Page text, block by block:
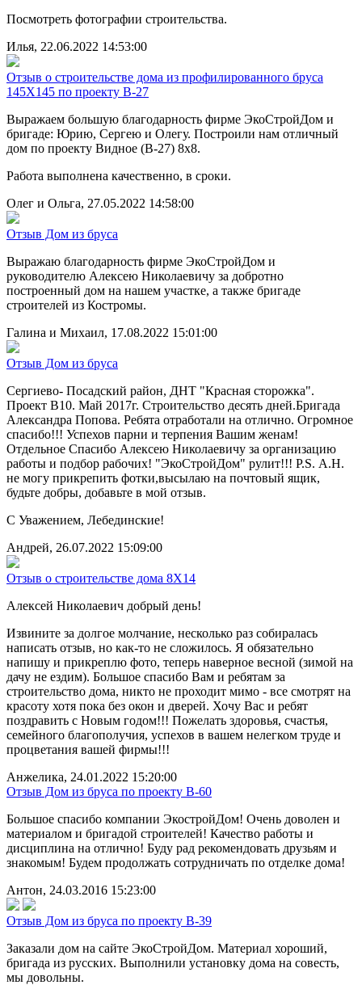
Посмотреть фотографии строительства.
Илья, 22.06.2022 14:53:00
Отзыв о строительстве дома из профилированного бруса
145Х145 по проекту В-27
Выражаем большую благодарность фирме ЭкоСтройДом и
бригаде: Юрию, Сергею и Олегу. Построили нам отличный
дом по проекту Видное (B-27) 8х8.
Работа выполнена качественно, в сроки.
Олег и Ольга, 27.05.2022 14:58:00
Отзыв Дом из бруса
Выражаю благодарность фирме ЭкоСтройДом и
руководителю Алексею Николаевичу за добротно
построенный дом на нашем участке, а также бригаде
строителей из Костромы.
Галина и Михаил, 17.08.2022 15:01:00
Отзыв Дом из бруса
Сергиево- Посадский район, ДНТ "Красная сторожка".
Проект В10. Май 2017г. Строительство десять дней.Бригада
Александра Попова. Ребята отработали на отлично. Огромное
спасибо!!! Успехов парни и терпения Вашим женам!
Отдельное Спасибо Алексею Николаевичу за организацию
работы и подбор рабочих! "ЭкоСтройДом" рулит!!! P.S. А.Н.
не могу прикрепить фотки,высылаю на почтовый ящик,
будьте добры, добавьте в мой отзыв.
С Уважением, Лебединские!
Андрей, 26.07.2022 15:09:00
Отзыв о строительстве дома 8Х14
Алексей Николаевич добрый день!
Извините за долгое молчание, несколько раз собиралась
написать отзыв, но как-то не сложилось. Я обязательно
напишу и прикреплю фото, теперь наверное весной (зимой на
дачу не ездим). Большое спасибо Вам и ребятам за
строительство дома, никто не проходит мимо - все смотрят на
красоту хотя пока без окон и дверей. Хочу Вас и ребят
поздравить с Новым годом!!! Пожелать здоровья, счастья,
семейного благополучия, успехов в вашем нелегком труде и
процветания вашей фирмы!!!
Анжелика, 24.01.2022 15:20:00
Отзыв Дом из бруса по проекту B-60
Большое спасибо компании ЭкостройДом! Очень доволен и
материалом и бригадой строителей! Качество работы и
дисциплина на отлично! Буду рад рекомендовать друзьям и
знакомым! Будем продолжать сотрудничать по отделке дома!
Антон, 24.03.2016 15:23:00
Отзыв Дом из бруса по проекту B-39
Заказали дом на сайте ЭкоСтройДом. Материал хороший,
бригада из русских. Выполнили установку дома на совесть,
мы довольны.